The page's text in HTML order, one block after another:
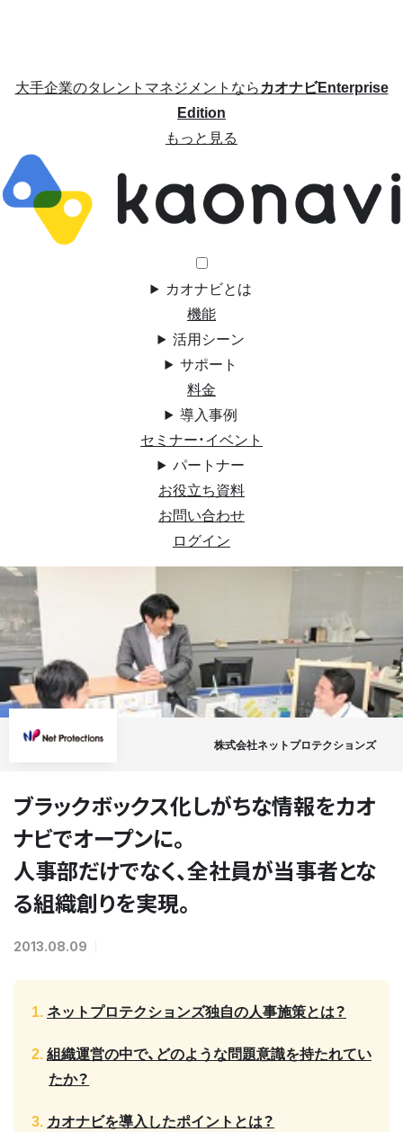
大手企業のタレントマネジメントならカオナビEnterprise
Edition
もっと見る
カオナビとは
機能
活用シーン
サポート
料金
導入事例
セミナー・イベント
パートナー
お役立ち資料
お問い合わせ
ログイン
株式会社ネットプロテクションズ
ブラックボックス化しがちな情報をカオ
ナビでオープンに。
人事部だけでなく、全社員が当事者とな
る組織創りを実現。
2013.08.09
ネットプロテクションズ独自の人事施策とは？
組織運営の中で、どのような問題意識を持たれてい
たか？
カオナビを導入したポイントとは？